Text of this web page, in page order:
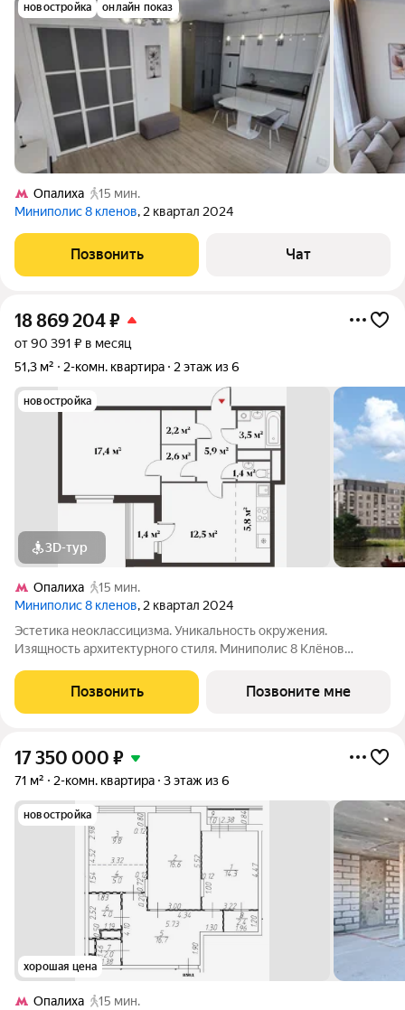
новостройка онлайн показ
Опалиха
15 мин.
Миниполис 8 кленов, 2 квартал 2024
Позвонить Чат
18 869 204₽
от 90 391 ₽ в месяц
51,3 м²
2-комн. квартира 2 этаж из 6
новостройка
3D-тур
Опалиха
15 мин.
Миниполис 8 кленов, 2 квартал 2024
Эстетика неоклассицизма. Уникальность окружения.
Изящность архитектурного стиля. Миниполис 8 Клёнов
Несмотря на удаленность от многолюдных улиц и шумных
магистралей добраться до центра столицы не
Позвонить Позвоните мне
17 350 000 ₽
71 м² 2-комн. квартира 3 этаж из 6
новостройка
хорошая цена
Опалиха 15 мин.